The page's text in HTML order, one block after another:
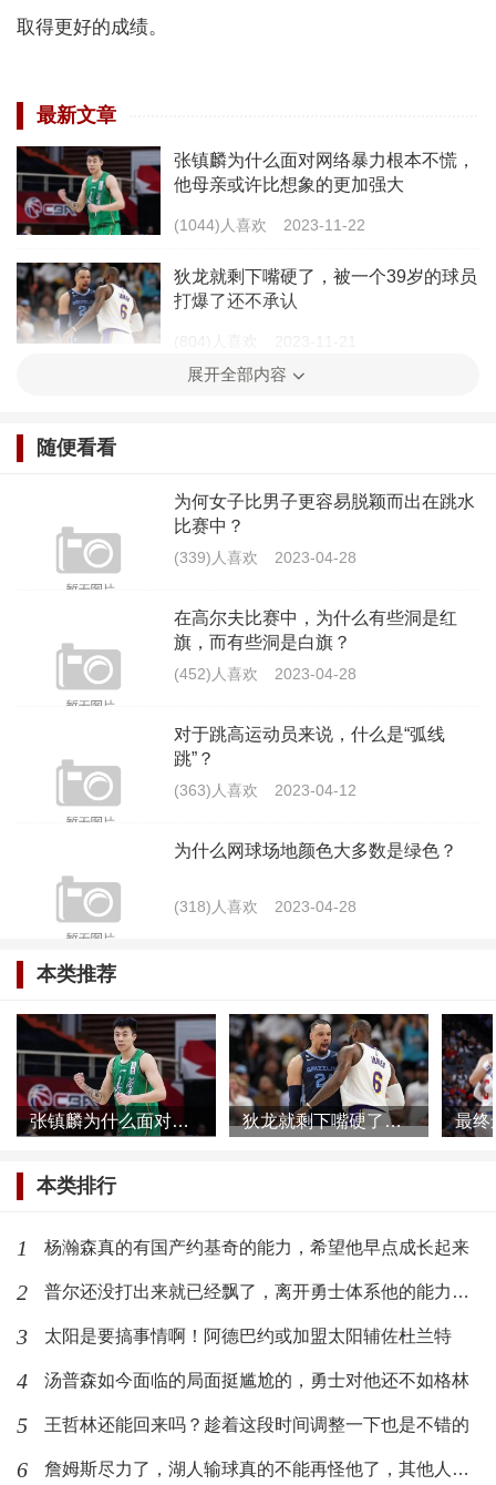
取得更好的成绩。
最新文章
张镇麟为什么面对网络暴力根本不慌，
他母亲或许比想象的更加强大
(1044)人喜欢 2023-11-22
狄龙就剩下嘴硬了，被一个39岁的球员
打爆了还不承认
联盟对格林和戈贝尔各打五十大板，戈
贝尔质疑联盟不公
展开全部内容
随便看看
为何女子比男子更容易脱颖而出在跳水
比赛中？
(339)人喜欢 2023-04-28
在高尔夫比赛中，为什么有些洞是红
旗，而有些洞是白旗？
(452)人喜欢 2023-04-28
对于跳高运动员来说，什么是“弧线
跳”？
(363)人喜欢 2023-04-12
为什么网球场地颜色大多数是绿色？
(318)人喜欢 2023-04-28
本类推荐
张镇麟为什么面对网络暴力根本不慌，他母亲或许比想象的更加强大 狄龙就剩下嘴硬了，被一个39岁的球员打爆了还不承认
本类排行
1 杨瀚森真的有国产约基奇的能力，希望他早点成长起来
2 普尔还没打出来就已经飘了，离开勇士体系他的能力发挥不出来了
3 太阳是要搞事情啊！阿德巴约或加盟太阳辅佐杜兰特
4 汤普森如今面临的局面挺尴尬的，勇士对他还不如格林
5 王哲林还能回来吗？趁着这段时间调整一下也是不错的
6 詹姆斯尽力了，湖人输球真的不能再怪他了，其他人需要反思